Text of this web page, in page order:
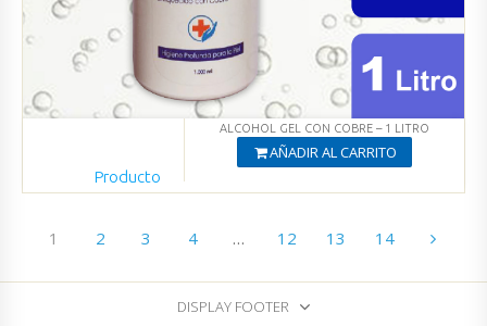
ALCOHOL GEL CON COBRE – 1 LITRO
AÑADIR AL CARRITO
Producto
1 2 3 4 … 12 13 14
DISPLAY FOOTER